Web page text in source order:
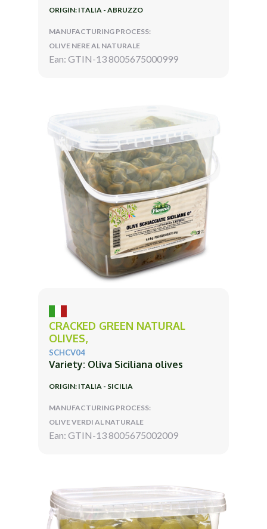
ORIGIN: ITALIA - ABRUZZO
MANUFACTURING PROCESS:
OLIVE NERE AL NATURALE
Ean: GTIN-13 8005675000999
CRACKED GREEN NATURAL
OLIVES,
SCHCV04
Variety: Oliva Siciliana olives
ORIGIN: ITALIA - SICILIA
MANUFACTURING PROCESS:
OLIVE VERDI AL NATURALE
Ean: GTIN-13 8005675002009